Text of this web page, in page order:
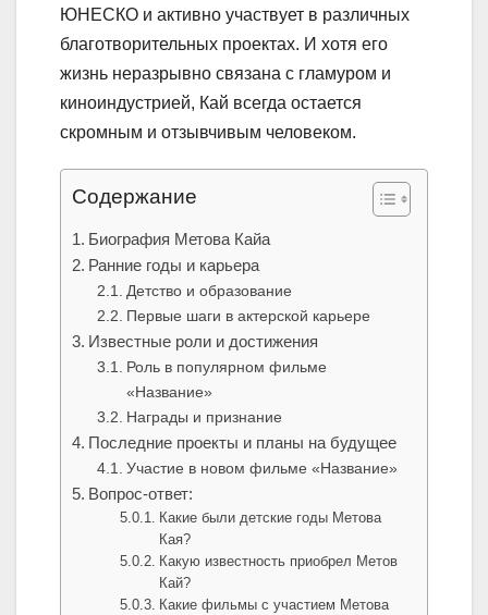
ЮНЕСКО и активно участвует в различных
благотворительных проектах. И хотя его
жизнь неразрывно связана с гламуром и
киноиндустрией, Кай всегда остается
скромным и отзывчивым человеком.
Содержание
Биография Метова Кайа
Ранние годы и карьера
Детство и образование
Первые шаги в актерской карьере
Известные роли и достижения
Роль в популярном фильме
«Название»
Награды и признание
Последние проекты и планы на будущее
Участие в новом фильме «Название»
Вопрос-ответ:
Какие были детские годы Метова
Кая?
Какую известность приобрел Метов
Кай?
Какие фильмы с участием Метова